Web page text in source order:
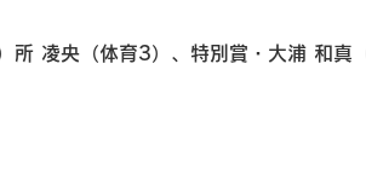
所 凌央（体育3）、特別賞・大浦 和真